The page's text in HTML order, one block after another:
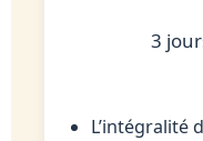
3
L’intégralité